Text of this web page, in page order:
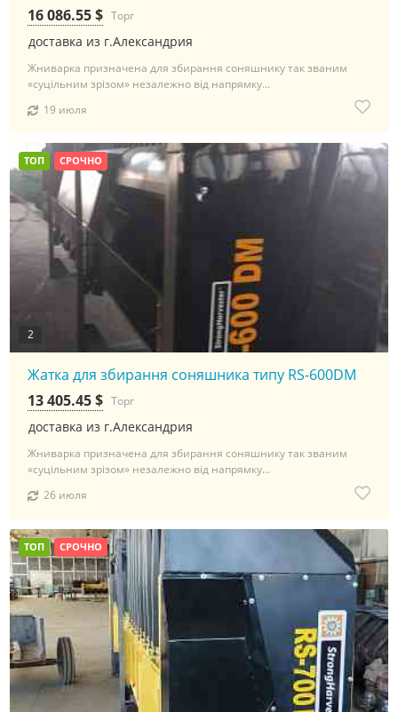
доставка из г.Александрия
16 086.55 $ Торг
Жниварка призначена для збирання соняшнику так званим
«суцільним зрізом» незалежно від напрямку...
19 июля
ТОП СРОЧНО
2
Жатка для збирання соняшника типу RS-600DM
доставка из г.Александрия
13 405.45 $ Торг
Жниварка призначена для збирання соняшнику так званим
«суцільним зрізом» незалежно від напрямку...
26 июля
ТОП СРОЧНО